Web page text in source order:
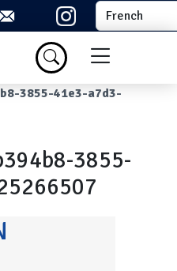
Select your
Menu du
3855-41e3-a7d3-
3855-